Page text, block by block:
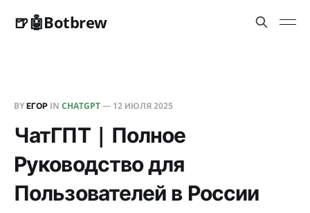
🍺🤖Botbrew
BYЕГОР IN CHATGPT— 12 ИЮЛЯ 2025
ЧатГПТ | Полное
Руководство для
Пользователей в России